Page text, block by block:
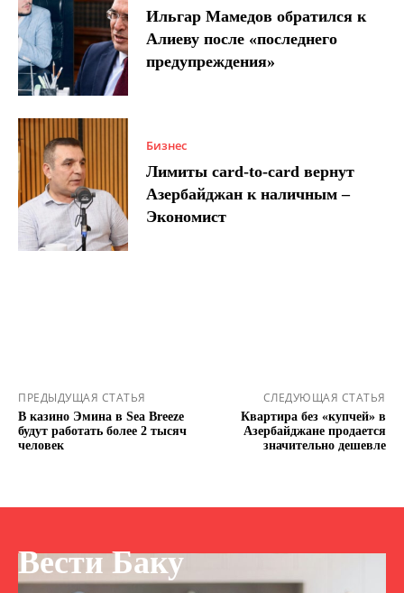
Ильгар Мамедов обратился к
Алиеву после «последнего
предупреждения»
Бизнес
Лимиты card-to-card вернут
Азербайджан к наличным –
Экономист
ПРЕДЫДУЩАЯ СТАТЬЯ
В казино Эмина в Sea Breeze
будут работать более 2 тысяч
человек
СЛЕДУЮЩАЯ СТАТЬЯ
Квартира без «купчей» в
Азербайджане продается
значительно дешевле
Вести Баку